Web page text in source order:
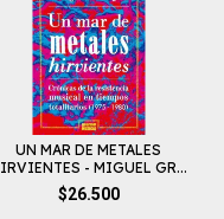
UN MAR DE METALES
- MIGUEL GR...
$26.500